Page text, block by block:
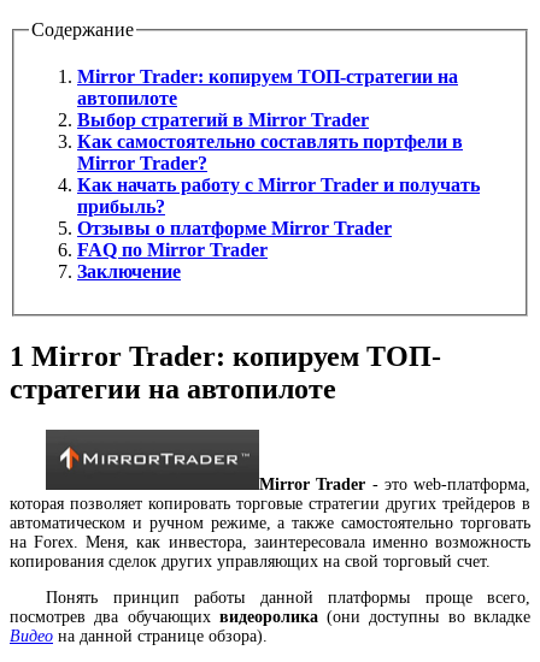
Содержание
Mirror Trader: копируем ТОП-стратегии на
автопилоте
Выбор стратегий в Mirror Trader
Как самостоятельно составлять портфели в
Mirror Trader?
Как начать работу с Mirror Trader и получать
прибыль?
Отзывы о платформе Mirror Trader
FAQ по Mirror Trader
Заключение
1 Mirror Trader: копируем ТОП-
стратегии на автопилоте
Mirror Trader - это web-платформа,
которая позволяет копировать торговые стратегии других трейдеров в
автоматическом и ручном режиме, а также самостоятельно торговать
на Forex. Меня, как инвестора, заинтересовала именно возможность
копирования сделок других управляющих на свой торговый счет.
Понять принцип работы данной платформы проще всего,
посмотрев два обучающих видеоролика(они доступны во вкладке
Видео на данной странице обзора).